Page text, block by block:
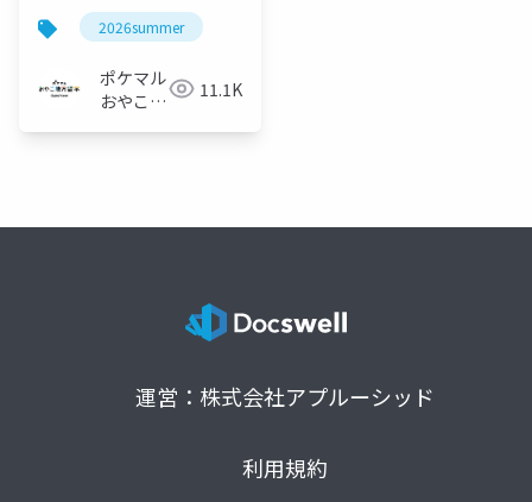
2026summer
ポケマル
おやこ地
11.1K
運営：株式会社アプルーシッド
利用規約